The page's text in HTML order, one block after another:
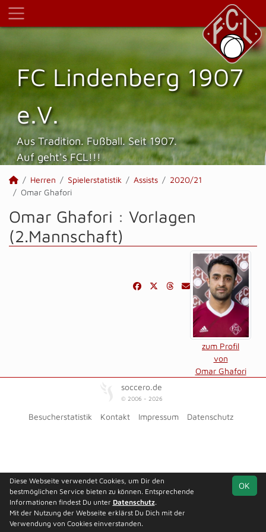
FC Lindenberg 1907
e.V.
Aus Tradition. Fußball. Seit 1907.
Auf geht's FCL!!!
Herren Spielerstatistik Assists
2020/21
Omar Ghafori
Omar Ghafori : Vorlagen
(2.Mannschaft)
zum Profil
von
Omar Ghafori
soccero.de
© 2006 - 2026
Besucherstatistik Kontakt Impressum Datenschutz
OK
Diese Webseite verwendet Cookies, um Dir den
bestmöglichen Service bieten zu können. Entsprechende
Informationen findest Du unter Datenschutz.
Mit der Nutzung der Webseite erklärst Du Dich mit der
Verwendung von Cookies einverstanden.